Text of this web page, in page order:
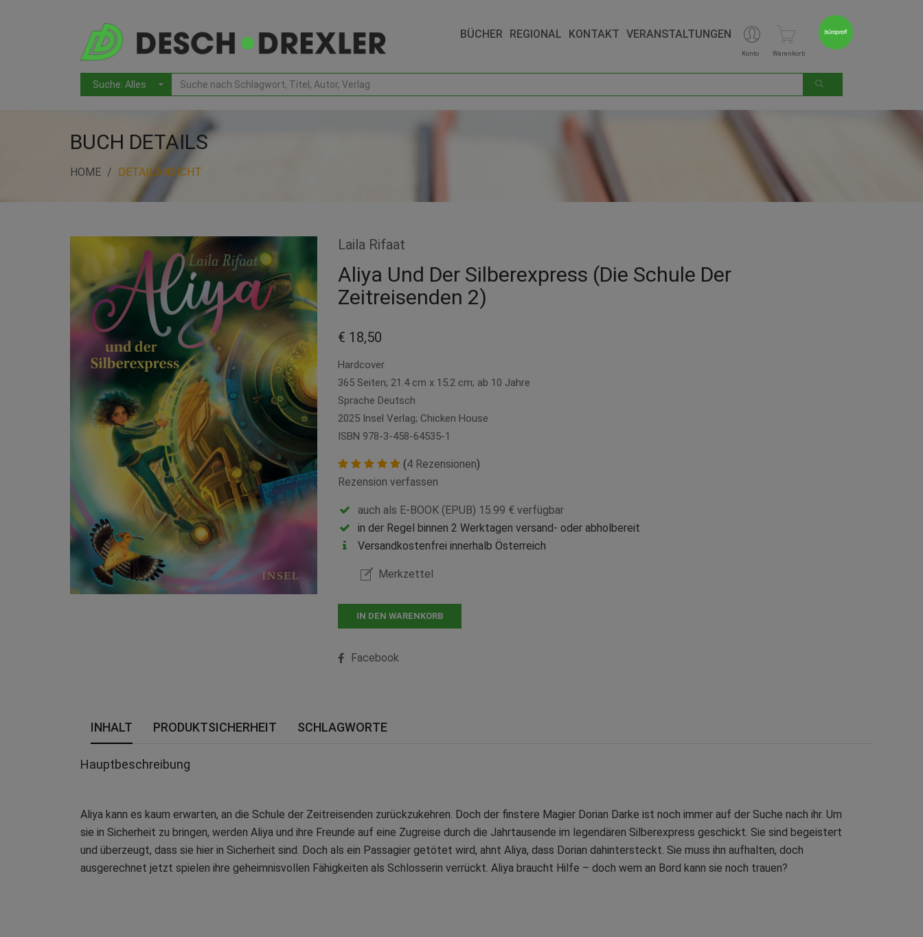
Konto Warenkorb
BÜCHER REGIONAL KONTAKT VERANSTALTUNGEN
BUCH DETAILS
HOME DETAILANSICHT
Laila Rifaat
Aliya Und Der Silberexpress (Die Schule Der
Zeitreisenden 2)
€ 18,50
Hardcover
365 Seiten; 21.4 cm x 15.2 cm; ab 10 Jahre
Sprache Deutsch
2025 Insel Verlag; Chicken House
ISBN 978-3-458-64535-1
(4 Rezensionen)
Rezension verfassen
auch als E-BOOK (EPUB) 15.99 € verfügbar
in der Regel binnen 2 Werktagen versand- oder abholbereit
Versandkostenfrei innerhalb Österreich
Merkzettel
IN DEN WARENKORB
Facebook
INHALT PRODUKTSICHERHEIT SCHLAGWORTE
Hauptbeschreibung
Aliya kann es kaum erwarten, an die Schule der Zeitreisenden zurückzukehren. Doch der finstere Magier Dorian Darke ist noch immer auf der Suche nach ihr. Um
sie in Sicherheit zu bringen, werden Aliya und ihre Freunde auf eine Zugreise durch die Jahrtausende im legendären Silberexpress geschickt. Sie sind begeistert
und überzeugt, dass sie hier in Sicherheit sind. Doch als ein Passagier getötet wird, ahnt Aliya, dass Dorian dahintersteckt. Sie muss ihn aufhalten, doch
ausgerechnet jetzt spielen ihre geheimnisvollen Fähigkeiten als Schlosserin verrückt. Aliya braucht Hilfe – doch wem an Bord kann sie noch trauen?